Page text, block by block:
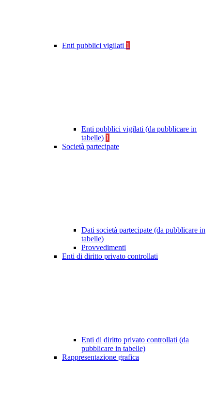
Enti pubblici vigilati 1
Enti pubblici vigilati (da pubblicare in
tabelle) 1
Società partecipate
Dati società partecipate (da pubblicare in
tabelle)
Provvedimenti
Enti di diritto privato controllati
Enti di diritto privato controllati (da
pubblicare in tabelle)
Rappresentazione grafica